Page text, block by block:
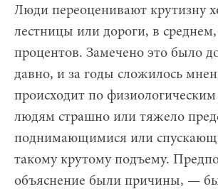
Люди переоценивают крутизну
лестницы или дороги, в
процентов. Замечено это было
давно, и за годы сложилось
происходит по
людям страшно или тяжело
поднимающимися или
такому крутому подъему.
объяснение были причины, —